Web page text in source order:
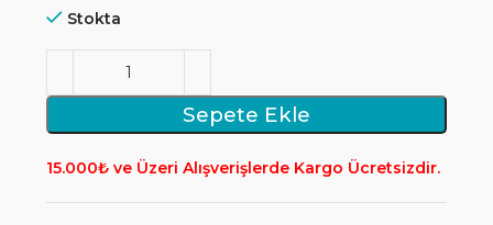
Stokta
Sepete Ekle
15.000₺ ve Üzeri Alışverişlerde Kargo Ücretsizdir.